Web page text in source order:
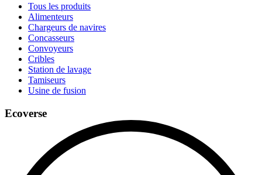
Tous les produits
Alimenteurs
Chargeurs de navires
Concasseurs
Convoyeurs
Cribles
Station de lavage
Tamiseurs
Usine de fusion
Ecoverse